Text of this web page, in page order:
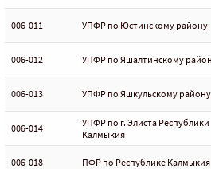
006-011 УПФР по Юстинскому району
006-012 УПФР по Яшалтинскому
006-013 УПФР по Яшкульскому району
006-014
УПФР по г. Элиста Республики
Калмыкия
006-018 ПФР по Республике Калмыкия